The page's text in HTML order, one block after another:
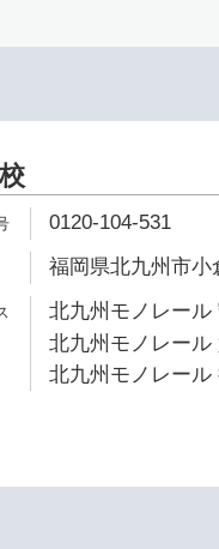
0120-104-531
福岡県北九州市小
北九州モノレール
北九州モノレール
北九州モノレール